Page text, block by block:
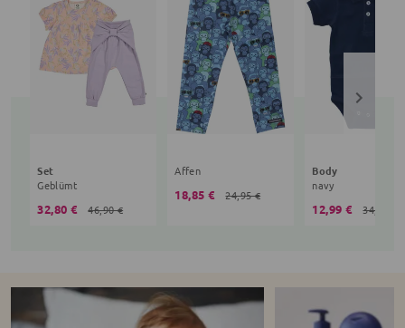
Set
Geblümt
32,80 € 46,90 €
Affen
18,85 € 24,95 €
Body
navy
12,99 € 34,90 €